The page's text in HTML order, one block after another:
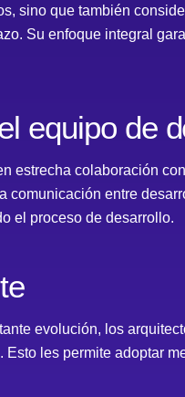
sino que también
Su enfoque integral
equipo de
estrecha colaboración
comunicación entre
el proceso de desarrollo.
evolución, los
les permite adoptar